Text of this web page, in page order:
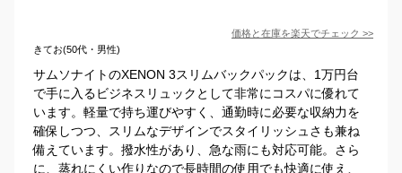
価格と在庫を楽天でチェック >>
きてお(50代・男性)
サムソナイトのXENON 3スリムバックパックは、1万円台
で手に入るビジネスリュックとして非常にコスパに優れて
います。軽量で持ち運びやすく、通勤時に必要な収納力を
確保しつつ、スリムなデザインでスタイリッシュさも兼ね
備えています。撥水性があり、急な雨にも対応可能。さら
に、蒸れにくい作りなので長時間の使用でも快適に使え、